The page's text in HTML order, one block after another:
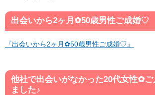
出会いから2ヶ月✿50歳男性ご成婚♡
『出会いから2ヶ月✿50歳男性ご成婚♡』
他社で出会いがなかった20代女性✿ご
ました♪